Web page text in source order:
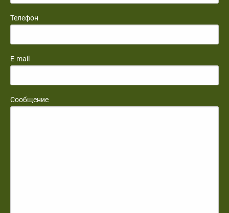
Телефон
E-mail
Сообщение